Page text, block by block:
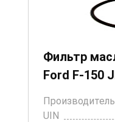
Фильтр
Ford F-150
Производитель
UIN